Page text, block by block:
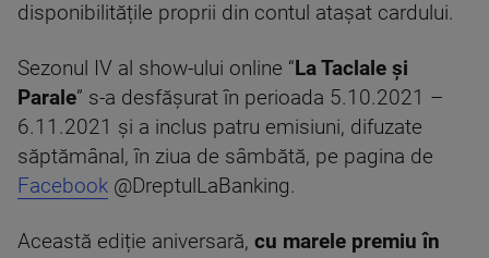
disponibilitățile proprii din contul atașat cardului.
Sezonul IV al show-ului online “ La Taclale și
Parale” s-a desfășurat în perioada 5.10.2021 –
6.11.2021 și a inclus patru emisiuni, difuzate
săptămânal, în ziua de sâmbătă, pe pagina de
Facebook @DreptulLaBanking.
Această ediție aniversară, cu marele premiu în